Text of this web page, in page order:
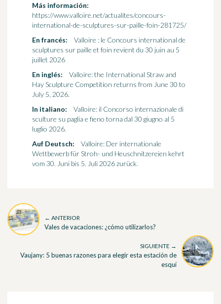
Más información:
https://www.valloire.net/actualites/concours-
international-de-sculptures-sur-paille-foin-281725/
En francés:
Valloire : le Concours international de
sculptures sur paille et foin revient du 30 juin au 5
juillet 2026
En inglés:
Valloire: the International Straw and
Hay Sculpture Competition returns from June 30 to
July 5, 2026.
In italiano:
Valloire: il Concorso internazionale di
sculture su paglia e fieno torna dal 30 giugno al 5
luglio 2026.
Auf Deutsch:
Valloire: Der internationale
Wettbewerb für Stroh- und Heuschnitzereien kehrt
vom 30. Juni bis 5. Juli 2026 zurück.
← ANTERIOR
Vales de vacaciones: ¿cómo utilizarlos?
SIGUIENTE →
Vaujany: 5 buenas razones para elegir esta estación de
esquí